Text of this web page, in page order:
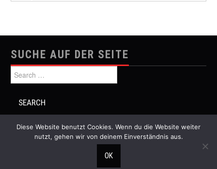
SUCHE AUF DER SEITE
Search for:
© 2026 Festival Musik und Politik. All rights reserved.
Diese Website benutzt Cookies. Wenn du die Website weiter
nutzt, gehen wir von deinem Einverständnis aus.
OK